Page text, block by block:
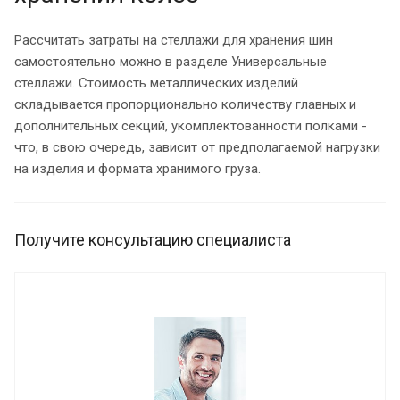
Рассчитать затраты на стеллажи для хранения шин
самостоятельно можно в разделе Универсальные
стеллажи. Стоимость металлических изделий
складывается пропорционально количеству главных и
дополнительных секций, укомплектованности полками -
что, в свою очередь, зависит от предполагаемой нагрузки
на изделия и формата хранимого груза.
Получите консультацию специалиста